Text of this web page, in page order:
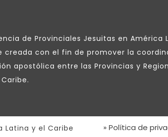
de Provinciales Jesuitas en América
creada con el fin de promover la
apostólica entre las Provincias y
Latina y el Caribe » Política de